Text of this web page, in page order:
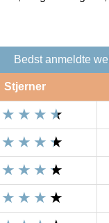
Bedst anmeldte
Stjerner